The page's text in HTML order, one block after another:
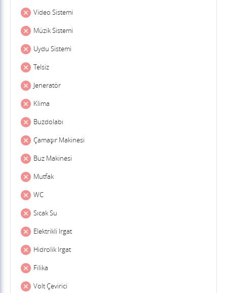
Video Sistemi
Müzik Sistemi
Uydu Sistemi
Telsiz
Jeneratör
Klima
Buzdolabı
Çamaşır Makinesi
Buz Makinesi
Mutfak
WC
Sıcak Su
Elektrikli Irgat
Hidrolik Irgat
Filika
Volt Çevirici